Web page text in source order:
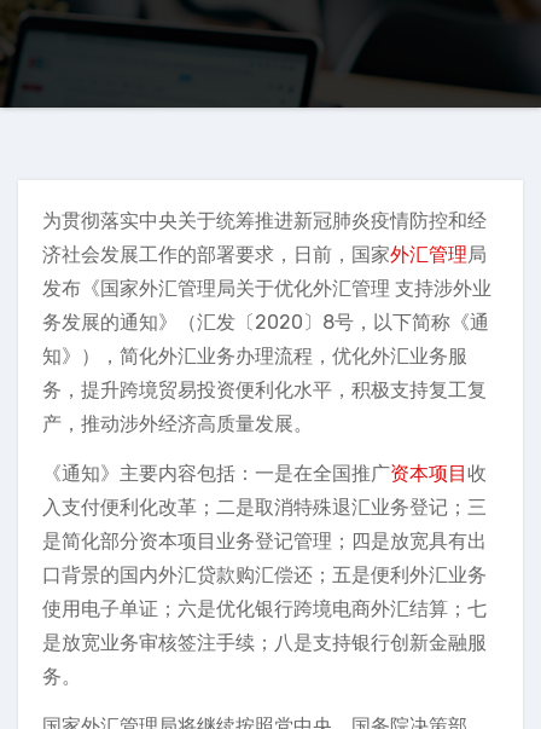
为贯彻落实中央关于统筹推进新冠肺炎疫情防控和经
济社会发展工作的部署要求，日前，国家外汇管理局
发布《国家外汇管理局关于优化外汇管理 支持涉外业
务发展的通知》（汇发〔2020〕8号，以下简称《通
知》），简化外汇业务办理流程，优化外汇业务服
务，提升跨境贸易投资便利化水平，积极支持复工复
产，推动涉外经济高质量发展。
《通知》主要内容包括：一是在全国推广资本项目收
入支付便利化改革；二是取消特殊退汇业务登记；三
是简化部分资本项目业务登记管理；四是放宽具有出
口背景的国内外汇贷款购汇偿还；五是便利外汇业务
使用电子单证；六是优化银行跨境电商外汇结算；七
是放宽业务审核签注手续；八是支持银行创新金融服
务。